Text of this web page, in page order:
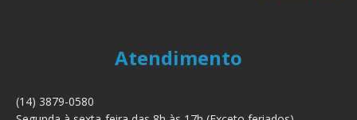
Atendimento
(14) 3879-0580